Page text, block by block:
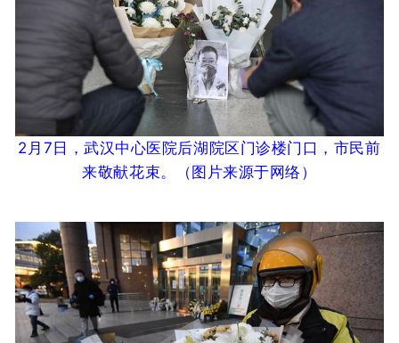
2月7日，武汉中心医院后湖院区门诊楼门口，市民前
来敬献花束。
（图片来源于网络 ）